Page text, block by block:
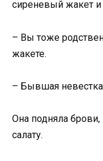
сиреневый жакет
– Вы тоже
жакете.
– Бывшая
Она подняла
салату.